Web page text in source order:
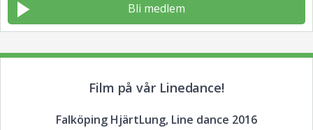
Bli medlem
Film på vår Linedance!
Falköping HjärtLung, Line dance 2016